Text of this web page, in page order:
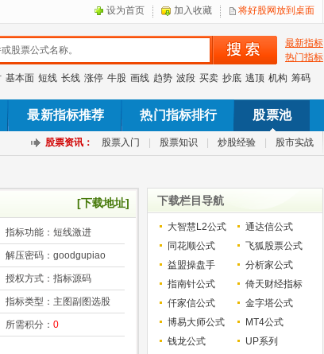
设为首页 加入收藏 将好股网放到桌面
最新指标
热门指标
基本面 短线 长线 涨停 牛股 画线 趋势 波段 买卖 抄底 逃顶 机构 筹码
最新指标推荐 热门指标排行 股票池
股票资讯： 股票入门 股票知识 炒股经验 股市实战
[下载地址]
指标功能： 短线激进
解压密码： goodgupiao
授权方式： 指标源码
指标类型： 主图副图选股
所需积分： 0
下载栏目导航
大智慧L2公式
通达信公式
同花顺公式
飞狐股票公式
益盟操盘手
分析家公式
指南针公式
倚天财经指标
仟家信公式
金字塔公式
博易大师公式
MT4公式
钱龙公式
UP系列